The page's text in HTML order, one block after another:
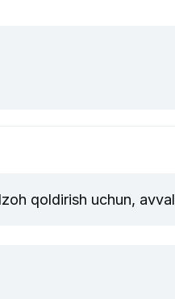
Izoh qoldirish uchun, avval